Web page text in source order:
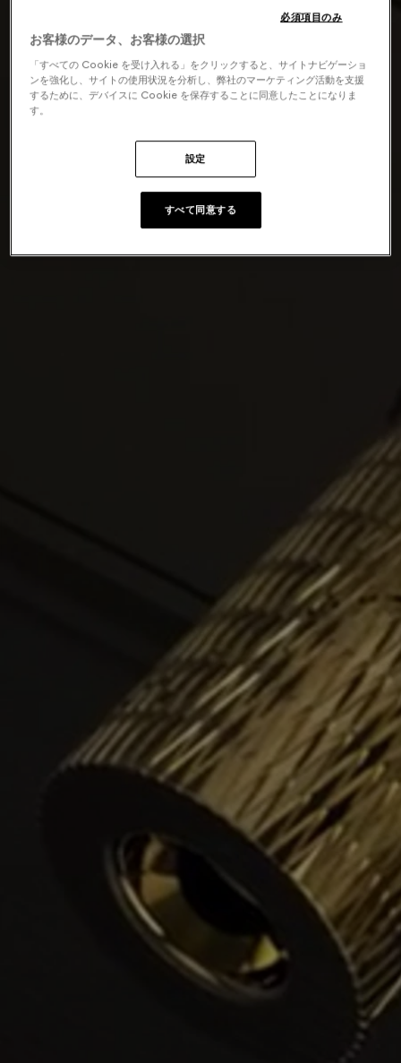
お客様のデータ、お客様の選択
「すべての Cookie を受け入れる」をクリックすると、サイトナビゲーショ
ンを強化し、サイトの使用状況を分析し、弊社のマーケティング活動を支援
するために、デバイスに Cookie を保存することに同意したことになりま
す。
設定
必須項目のみ
すべて同意する